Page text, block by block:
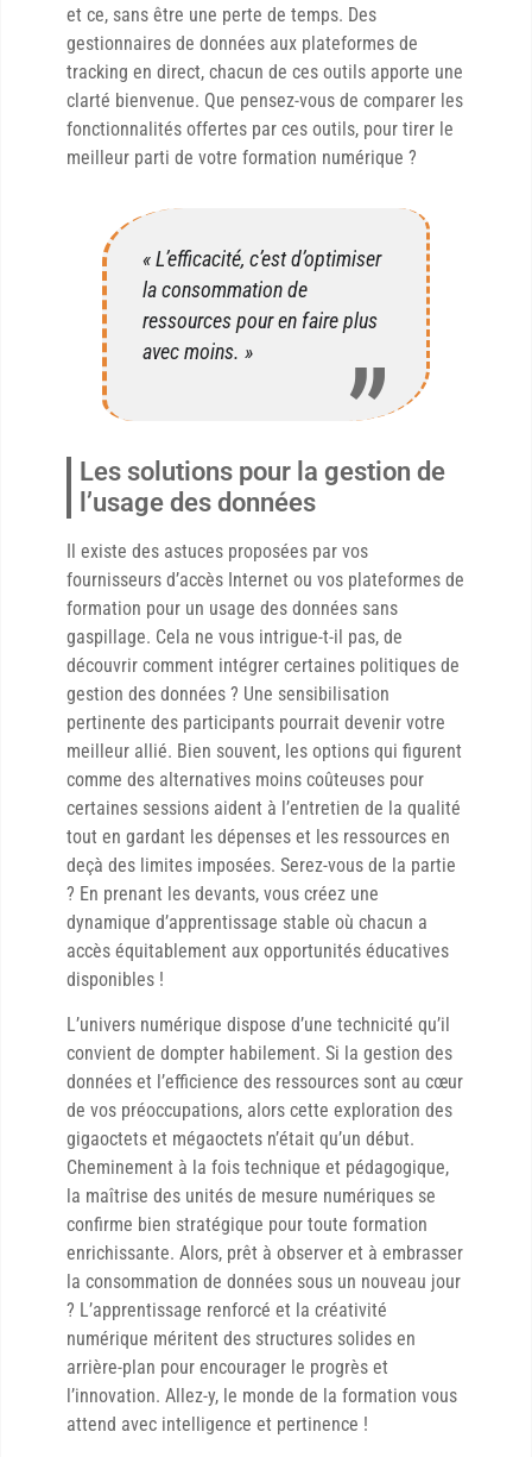
et ce, sans être une perte de temps. Des
gestionnaires de données aux plateformes de
tracking en direct, chacun de ces outils apporte une
clarté bienvenue. Que pensez-vous de comparer les
fonctionnalités offertes par ces outils, pour tirer le
meilleur parti de votre formation numérique ?
« L’efficacité, c’est d’optimiser
la consommation de
ressources pour en faire plus
avec moins. »
Les solutions pour la gestion de
l’usage des données
Il existe des astuces proposées par vos
fournisseurs d’accès Internet ou vos plateformes de
formation pour un usage des données sans
gaspillage. Cela ne vous intrigue-t-il pas, de
découvrir comment intégrer certaines politiques de
gestion des données ? Une sensibilisation
pertinente des participants pourrait devenir votre
meilleur allié. Bien souvent, les options qui figurent
comme des alternatives moins coûteuses pour
certaines sessions aident à l’entretien de la qualité
tout en gardant les dépenses et les ressources en
deçà des limites imposées. Serez-vous de la partie
? En prenant les devants, vous créez une
dynamique d’apprentissage stable où chacun a
accès équitablement aux opportunités éducatives
disponibles !
L’univers numérique dispose d’une technicité qu’il
convient de dompter habilement. Si la gestion des
données et l’efficience des ressources sont au cœur
de vos préoccupations, alors cette exploration des
gigaoctets et mégaoctets n’était qu’un début.
Cheminement à la fois technique et pédagogique,
la maîtrise des unités de mesure numériques se
confirme bien stratégique pour toute formation
enrichissante. Alors, prêt à observer et à embrasser
la consommation de données sous un nouveau jour
? L’apprentissage renforcé et la créativité
numérique méritent des structures solides en
arrière-plan pour encourager le progrès et
l’innovation. Allez-y, le monde de la formation vous
attend avec intelligence et pertinence !